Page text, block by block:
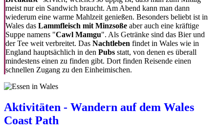
meist nur ein Sandwich braucht. Am Abend kann man dann
wiederum eine warme Mahlzeit genießen. Besonders beliebt ist in
Wales das Lammfleisch mit Minzsoße aber auch eine kräftige
Suppe namens "Cawl Mamgu". Als Getränke sind das Bier und
der Tee weit verbreitet. Das Nachtleben findet in Wales wie in
England hauptsächlich in den Pubs statt, von denen es überall
mindestens einen zu finden gibt. Dort finden Reisende einen
schnellen Zugang zu den Einheimischen.
Aktivitäten - Wandern auf dem Wales
Coast Path